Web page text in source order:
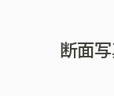
断面